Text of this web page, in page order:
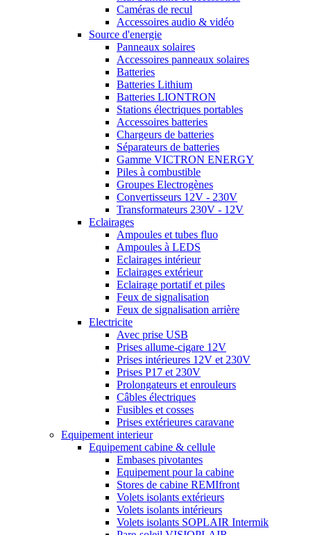
Caméras de recul
Accessoires audio & vidéo
Source d'energie
Panneaux solaires
Accessoires panneaux solaires
Batteries
Batteries Lithium
Batteries LIONTRON
Stations électriques portables
Accessoires batteries
Chargeurs de batteries
Séparateurs de batteries
Gamme VICTRON ENERGY
Piles à combustible
Groupes Electrogènes
Convertisseurs 12V - 230V
Transformateurs 230V - 12V
Eclairages
Ampoules et tubes fluo
Ampoules à LEDS
Eclairages intérieur
Eclairages extérieur
Eclairage portatif et piles
Feux de signalisation
Feux de signalisation arrière
Electricite
Avec prise USB
Prises allume-cigare 12V
Prises intérieures 12V et 230V
Prises P17 et 230V
Prolongateurs et enrouleurs
Câbles électriques
Fusibles et cosses
Prises extérieures caravane
Equipement interieur
Equipement cabine & cellule
Embases pivotantes
Equipement pour la cabine
Stores de cabine REMIfront
Volets isolants extérieurs
Volets isolants intérieurs
Volets isolants SOPLAIR Intermik